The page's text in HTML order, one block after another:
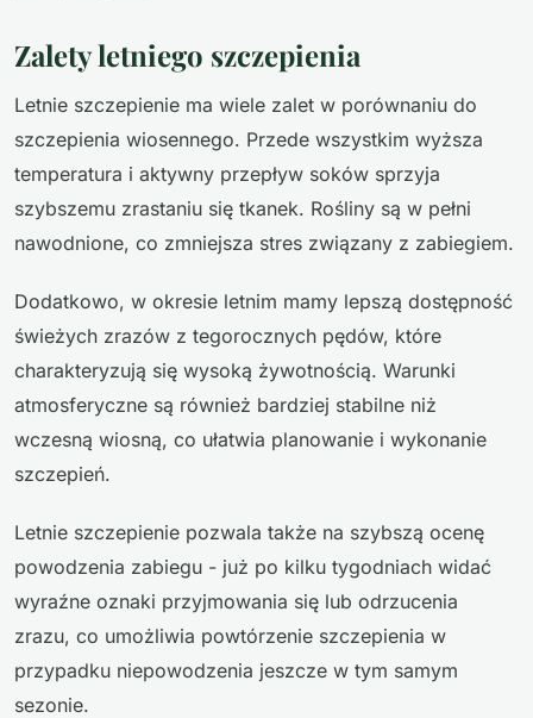
Zalety letniego szczepienia
Letnie szczepienie ma wiele zalet w porównaniu do
szczepienia wiosennego. Przede wszystkim wyższa
temperatura i aktywny przepływ soków sprzyja
szybszemu zrastaniu się tkanek. Rośliny są w pełni
nawodnione, co zmniejsza stres związany z zabiegiem.
Dodatkowo, w okresie letnim mamy lepszą dostępność
świeżych zrazów z tegorocznych pędów, które
charakteryzują się wysoką żywotnością. Warunki
atmosferyczne są również bardziej stabilne niż
wczesną wiosną, co ułatwia planowanie i wykonanie
szczepień.
Letnie szczepienie pozwala także na szybszą ocenę
powodzenia zabiegu - już po kilku tygodniach widać
wyraźne oznaki przyjmowania się lub odrzucenia
zrazu, co umożliwia powtórzenie szczepienia w
przypadku niepowodzenia jeszcze w tym samym
sezonie.